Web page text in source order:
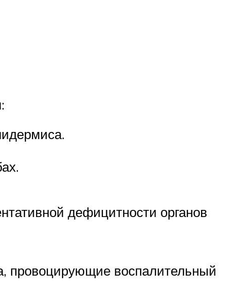
дефицитности органов
провоцирующие воспалительный